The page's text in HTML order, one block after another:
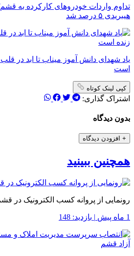
تداوم واردات خودروهای کارکرده به
هیبریدی ۵ درصد شد
یاد شهدای دانش آموز میناب تا ابد در
است
کپی لینک کوتاه
اشتراک گذاری:
بدون دیدگاه
+ افزودن دیدگاه
همچنین ببینید
رونمایی از پروانه کسب الکترونیک در
1 ماه پیش | بازدید: 148